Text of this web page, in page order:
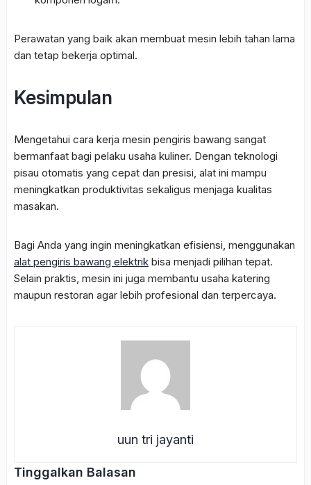
Perawatan yang baik akan membuat mesin lebih tahan lama
dan tetap bekerja optimal.
Kesimpulan
Mengetahui cara kerja mesin pengiris bawang sangat
bermanfaat bagi pelaku usaha kuliner. Dengan teknologi
pisau otomatis yang cepat dan presisi, alat ini mampu
meningkatkan produktivitas sekaligus menjaga kualitas
masakan.
Bagi Anda yang ingin meningkatkan efisiensi, menggunakan
alat pengiris bawang elektrik bisa menjadi pilihan tepat.
Selain praktis, mesin ini juga membantu usaha katering
maupun restoran agar lebih profesional dan terpercaya.
uun tri jayanti
Tinggalkan Balasan